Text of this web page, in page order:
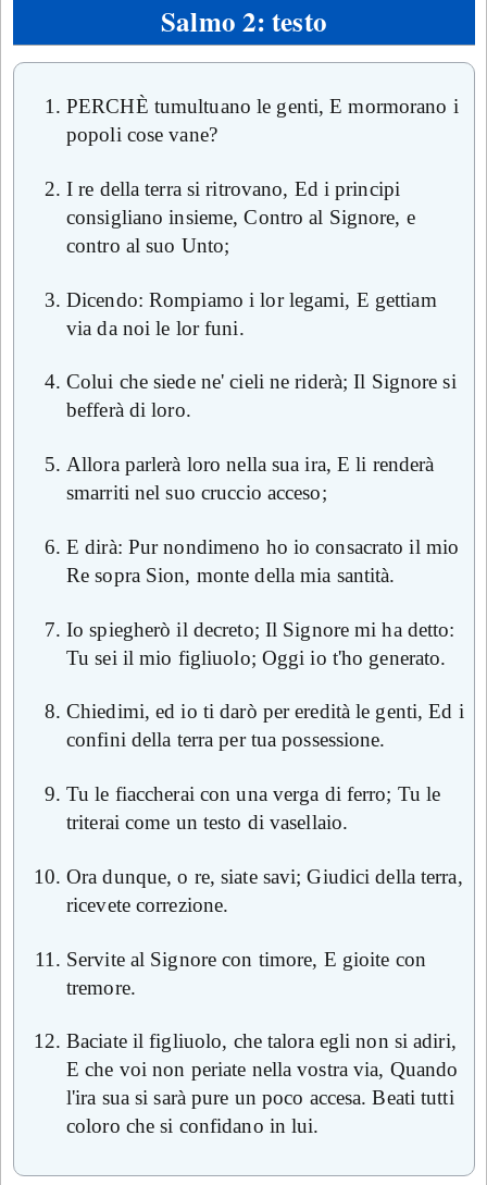
Salmo 2: testo
PERCHÈ tumultuano le genti, E mormorano i
popoli cose vane?
I re della terra si ritrovano, Ed i principi
consigliano insieme, Contro al Signore, e
contro al suo Unto;
Dicendo: Rompiamo i lor legami, E gettiam
via da noi le lor funi.
Colui che siede ne' cieli ne riderà; Il Signore si
befferà di loro.
Allora parlerà loro nella sua ira, E li renderà
smarriti nel suo cruccio acceso;
E dirà: Pur nondimeno ho io consacrato il mio
Re sopra Sion, monte della mia santità.
Io spiegherò il decreto; Il Signore mi ha detto:
Tu sei il mio figliuolo; Oggi io t'ho generato.
Chiedimi, ed io ti darò per eredità le genti, Ed i
confini della terra per tua possessione.
Tu le fiaccherai con una verga di ferro; Tu le
triterai come un testo di vasellaio.
Ora dunque, o re, siate savi; Giudici della terra,
ricevete correzione.
Servite al Signore con timore, E gioite con
tremore.
Baciate il figliuolo, che talora egli non si adiri,
E che voi non periate nella vostra via, Quando
l'ira sua si sarà pure un poco accesa. Beati tutti
coloro che si confidano in lui.